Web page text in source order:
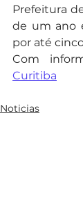
Prefeitura
de um ano
por até
Com
Curitiba
Noticias